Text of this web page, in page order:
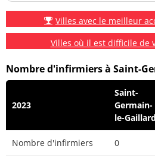
Villes avec le meilleur
Villes où il est difficile de
Nombre d'infirmiers à Saint-
2023
Saint-
Germain-
le-Gaillard
Nombre d'infirmiers 0